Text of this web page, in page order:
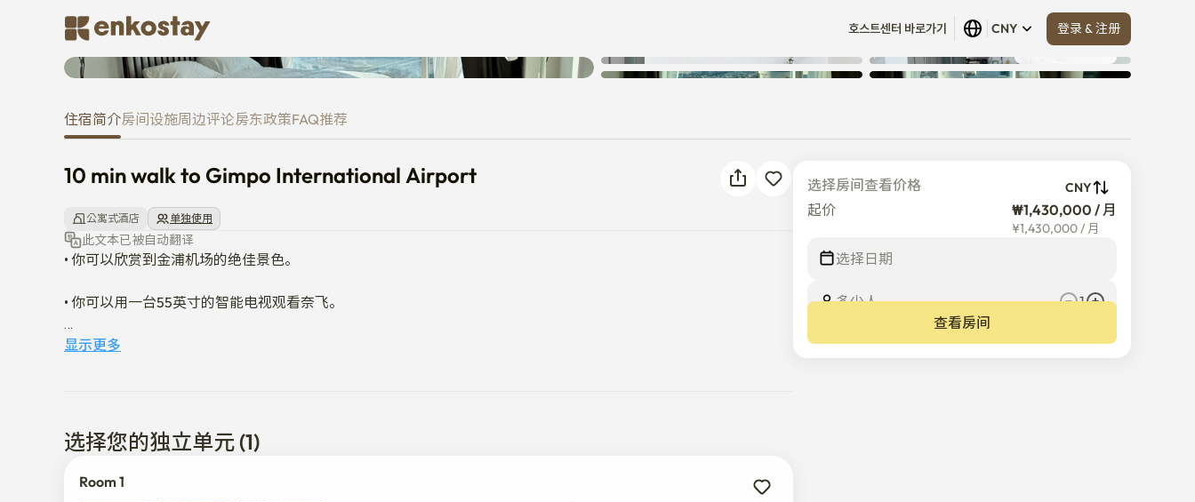
호스트센터 바로가기 CNY 登录 & 注册
10 min walk to Gimpo International Airport
查看全部 (26)
住宿简介房间设施周边评论房东政策FAQ推荐
10 min walk to Gimpo International Airport
公寓式酒店 单独使用
此文本已被自动翻译
• 你可以欣赏到金浦机场的绝佳景色。
• 你可以用一台55英寸的智能电视观看奈飞。
• 金浦机场步行10分钟
• 这是机场旅客的最佳住宿。
显示更多
选择您的独立单元 (1)
Room 1
选择房间查看价格 CNY
起价 ₩1,430,000 / 月
¥1,430,000/ 月
选择日期
多少人
1
查看房间